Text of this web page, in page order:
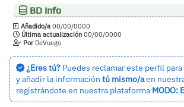
BD Info
Añadido/a 00/00/0000
Última actualización 00/00/0000
PorDeVuego
¿Eres tú?Puedes reclamar este perfil
y añadir la información tú mismo/aen
registrándote en nuestra plataforma MODO: